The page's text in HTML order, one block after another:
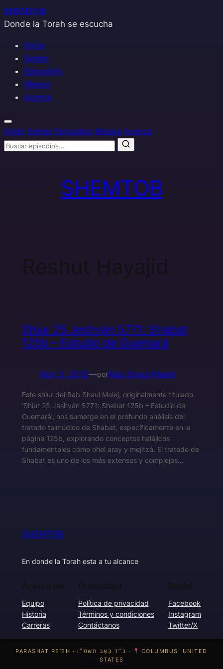
SHEMTOB
Donde la Torah se escucha
Inicio
Series
Episodios
Meses
Acerca
Inicio Series Episodios Meses Acerca
SHEMTOB
Reshut Hayajid
Shiur 25 Jeshván 5771: Shabat
125b – Estudio de Guemará
Nov 3, 2010—porRab Shaul Maleh
Este shiur del Rab Shaul Malej, originalmente titulado
‘Shiur 25 Jeshván 5771: Shabat 125b – Estudio de
Guemará’, nos sumerge en el profundo análisis del
tratado talmúdico de Shabat, específicamente en la
página 125b, explorando conceptos halájicos
fundamentales como ohel aray y mejitzá. El tratado de
Shabat es uno de los más extensos y complejos…
SHEMTOB
En donde la Torah esta a tu alcance
Acerca de
Equipo
Historia
Carreras
Privacidad
Política de privacidad
Términos y condiciones
Contáctanos
Social
Facebook
Instagram
Twitter/X
WordPress
PARASHAT RE’EH · כ״ד בְּאָב תשפ״ו ·
COLUMBUS, UNITED
STATES